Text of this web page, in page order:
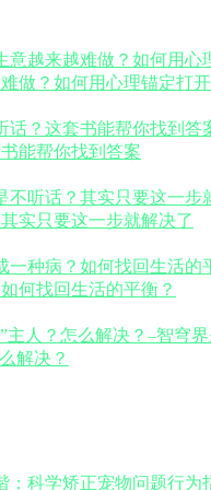
做？如何用心理锚定打
能帮你找到答案
实只要这一步就解决了
何找回生活的平衡？
解决？